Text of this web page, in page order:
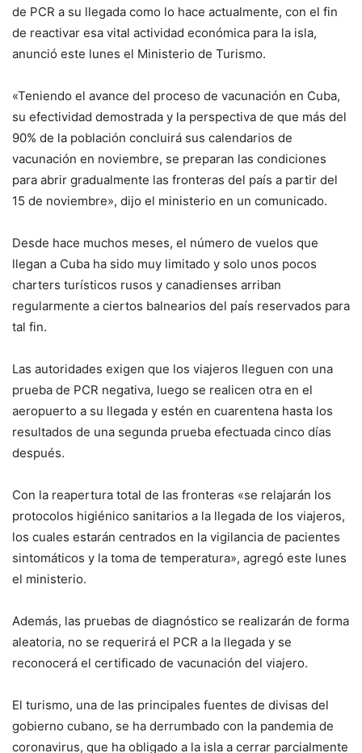
de PCR a su llegada como lo hace actualmente, con el fin
de reactivar esa vital actividad económica para la isla,
anunció este lunes el Ministerio de Turismo.
«Teniendo el avance del proceso de vacunación en Cuba,
su efectividad demostrada y la perspectiva de que más del
90% de la población concluirá sus calendarios de
vacunación en noviembre, se preparan las condiciones
para abrir gradualmente las fronteras del país a partir del
15 de noviembre», dijo el ministerio en un comunicado.
Desde hace muchos meses, el número de vuelos que
llegan a Cuba ha sido muy limitado y solo unos pocos
charters turísticos rusos y canadienses arriban
regularmente a ciertos balnearios del país reservados para
tal fin.
Las autoridades exigen que los viajeros lleguen con una
prueba de PCR negativa, luego se realicen otra en el
aeropuerto a su llegada y estén en cuarentena hasta los
resultados de una segunda prueba efectuada cinco días
después.
Con la reapertura total de las fronteras «se relajarán los
protocolos higiénico sanitarios a la llegada de los viajeros,
los cuales estarán centrados en la vigilancia de pacientes
sintomáticos y la toma de temperatura», agregó este lunes
el ministerio.
Además, las pruebas de diagnóstico se realizarán de forma
aleatoria, no se requerirá el PCR a la llegada y se
reconocerá el certificado de vacunación del viajero.
El turismo, una de las principales fuentes de divisas del
gobierno cubano, se ha derrumbado con la pandemia de
coronavirus, que ha obligado a la isla a cerrar parcialmente